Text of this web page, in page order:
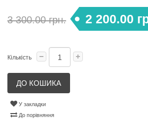
3 300.00 грн. 2 200.00
Кількість
ДО КОШИКА
У закладки
До порівняння